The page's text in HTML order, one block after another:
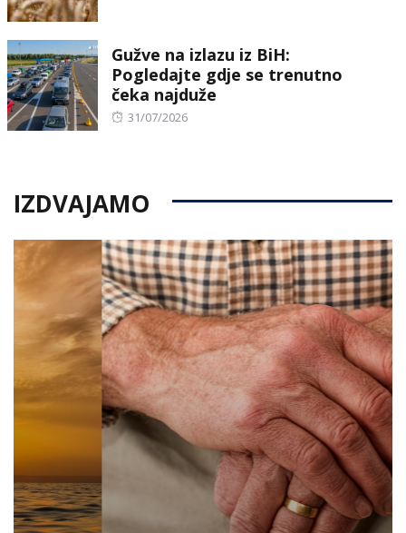
Gužve na izlazu iz BiH:
Pogledajte gdje se trenutno
čeka najduže
Posted
31/07/2026
IZDVAJAMO